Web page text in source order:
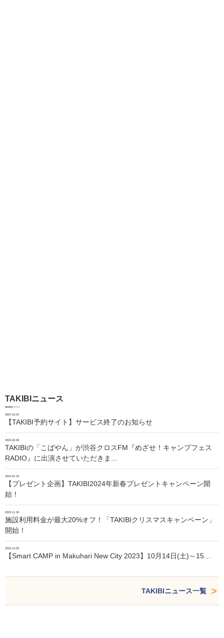
TAKIBIニュース
2024.10.01
【TAKIBI予約サイト】サービス終了のお知らせ
2024.02.06
TAKIBIの「こばやん」が渋谷クロスFM『めざせ！キャンプフェス
RADIO』に出演させていただきま…
2024.01.24
【プレゼント企画】TAKIBI2024年新春プレゼントキャンペーン開
始！
2023.11.30
施設利用料金が最大20%オフ！「TAKIBIクリスマスキャンペーン」
開始！
2023.10.05
【Smart CAMP in Makuhari New City 2023】10月14日(土)～15…
TAKIBIニュース一覧